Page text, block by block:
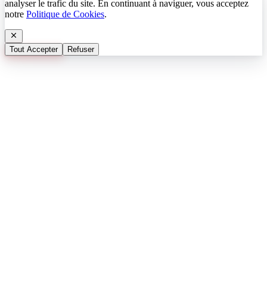
analyser le trafic du site. En continuant à naviguer, vous acceptez
notre Politique de Cookies.
Tout Accepter Refuser